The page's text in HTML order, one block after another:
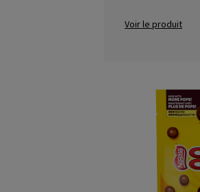
Voir le produit